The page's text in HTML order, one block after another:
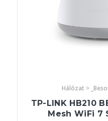
Hálózat >
TP-LINK HB210
Mesh WiFi 7